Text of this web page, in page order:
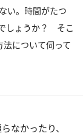
い。時間がたつ
しょうか？ そこ
について伺って
なかったり、